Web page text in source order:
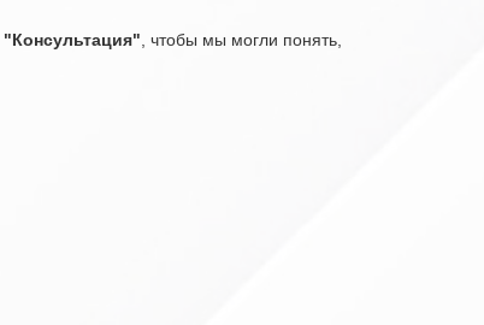
"Консультация" , чтобы мы могли понять,